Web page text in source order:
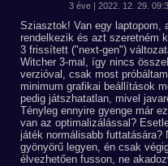
3 éve | 2022. 12. 29.
Sziasztok! Van egy laptopom,
rendelkezik és azt szeretném
3 frissített ("next-gen")
Witcher 3-mal, így nincs
verzióval, csak most
minimum grafikai beállítások
pedig játszhatatlan, mivel
Tényleg ennyire gyenge már
van az optimalizálással?
játék normálisabb
gyönyörű legyen, én csak
élvezhetően fusson, ne